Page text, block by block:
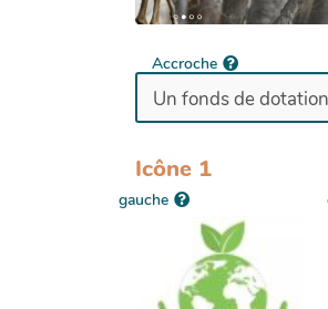
Accroche
Icône 1
gauche